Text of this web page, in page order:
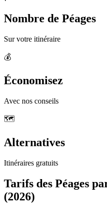
Nombre de Péages
Sur votre itinéraire
💰
Économisez
Avec nos conseils
🗺️
Alternatives
Itinéraires gratuits
Tarifs des Péages
(2026)